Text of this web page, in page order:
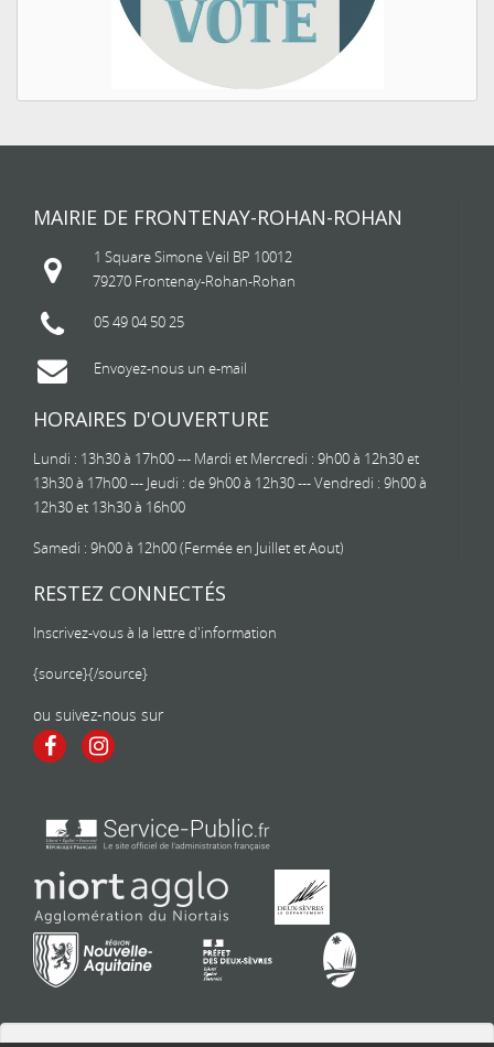
MAIRIE DE FRONTENAY-ROHAN-ROHAN
1 Square Simone Veil BP 10012
79270 Frontenay-Rohan-Rohan
05 49 04 50 25
Envoyez-nous un e-mail
HORAIRES D'OUVERTURE
Lundi : 13h30 à 17h00 --- Mardi et Mercredi : 9h00 à 12h30 et
13h30 à 17h00 --- Jeudi : de 9h00 à 12h30 --- Vendredi : 9h00 à
12h30 et 13h30 à 16h00
Samedi : 9h00 à 12h00 (Fermée en Juillet et Aout)
RESTEZ CONNECTÉS
Inscrivez-vous à la lettre d'information
{source}{/source}
ou suivez-nous sur